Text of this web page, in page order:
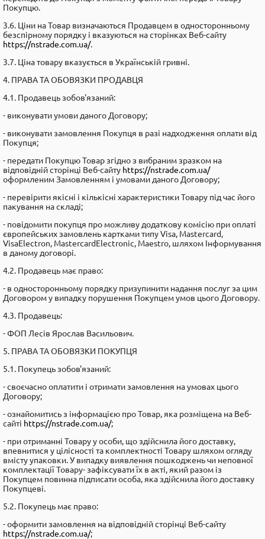
Покупцю.
3.6. Ціни на Товар визначаються Продавцем в односторонньому
безспірному порядку і вказуються на сторінках Веб-сайту
https://nstrade.com.ua/.
3.7. Ціна товару вказується в Українській гривні.
4. ПРАВА ТА ОБОВЯЗКИ ПРОДАВЦЯ
4.1. Продавець зобов'язаний:
- виконувати умови даного Договору;
- виконувати замовлення Покупця в разі надходження оплати від
Покупця;
- передати Покупцю Товар згідно з вибраним зразком на
відповідній сторінці Веб-сайту https://nstrade.com.ua/
оформленим Замовленням і умовами даного Договору;
- перевірити якісні і кількiсні характеристики Товару під час його
пакування на складі;
- повідомити покупця про можливу додаткову коміcію при оплаті
європейських замовлень картками типу Visa, Mastercard,
VisaElectron, MastercardElectronic, Maestro, шляхом Інформування
в даному договорі.
4.2. Продавець має право:
- в односторонньому порядку призупинити надання послуг за цим
Договором у випадку порушення Покупцем умов цього Договору.
4.3. Продавець:
- ФОП Лесів Ярослав Васильович.
5. ПРАВА ТА ОБОВЯЗКИ ПОКУПЦЯ
5.1. Покупець зобов'язаний:
- своєчасно оплатити і отримати замовлення на умовах цього
Договору;
- ознайомитись з інформацією про Товар, яка розміщена на Веб-
сайті https://nstrade.com.ua/;
- при отриманні Товару у особи, що здійснила його доставку,
впевнитися у цілісності та комплектності Товару шляхом огляду
вмісту упаковки. У випадку виявлення пошкоджень чи неповної
комплектації Товару- зафіксувати їх в акті, який разом із
Покупцем повинна підписати особа, яка здійснила його доставку
Покупцеві.
5.2. Покупець має право:
- оформити замовлення на відповідній сторінці Веб-сайту
https://nstrade.com.ua/;